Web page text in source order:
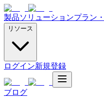
製品ソリューションプラン
リソース
ログイン新規登録
ブログ